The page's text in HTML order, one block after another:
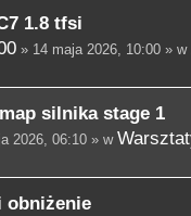
1.8 tfsi
» 14 maja 2026, 10:00 » w
silnika stage 1
2026, 06:10 » w
obniżenie